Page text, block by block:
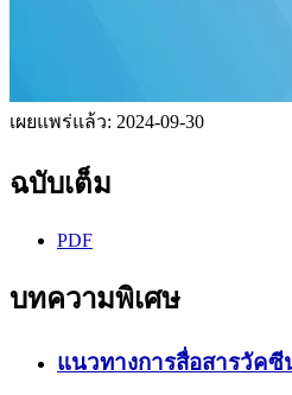
เผยแพร่แล้ว: 2024-09-30
ฉบับเต็ม
PDF
บทความพิเศษ
แนวทางการสื่อสารวัคซี